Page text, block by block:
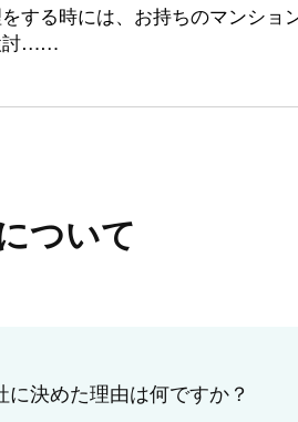
する時には、お持ちのマンショ
討……
ついて
決めた理由は何ですか？